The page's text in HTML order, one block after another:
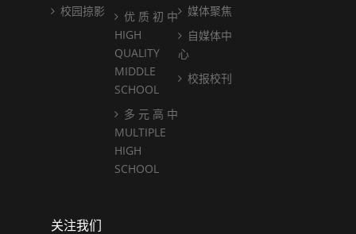
校园掠影
优 质 初 中
HIGH
QUALITY
MIDDLE
SCHOOL
多 元 高 中
MULTIPLE
HIGH
SCHOOL
媒体聚焦
自媒体中
心
校报校刊
关注我们